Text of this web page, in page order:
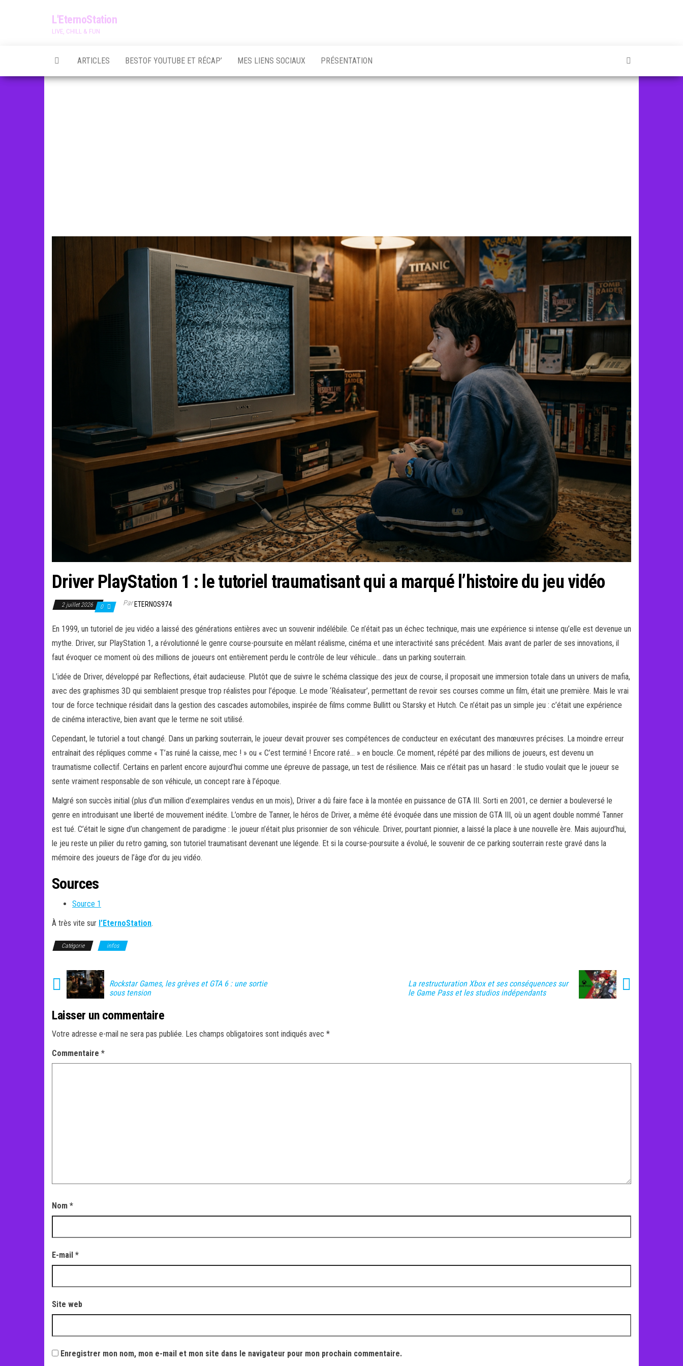
L'EternoStation
LIVE, CHILL & FUN
ARTICLES BESTOF YOUTUBE ET RÉCAP’ MES LIENS SOCIAUX PRÉSENTATION
Driver PlayStation 1 : le tutoriel traumatisant qui a marqué l’histoire du jeu vidéo
2 juillet 2026 0 ParETERNOS974
En 1999, un tutoriel de jeu vidéo a laissé des générations entières avec un souvenir indélébile. Ce n’était pas un échec technique, mais une expérience si intense qu’elle est devenue un
mythe. Driver, sur PlayStation 1, a révolutionné le genre course-poursuite en mêlant réalisme, cinéma et une interactivité sans précédent. Mais avant de parler de ses innovations, il
faut évoquer ce moment où des millions de joueurs ont entièrement perdu le contrôle de leur véhicule… dans un parking souterrain.
L’idée de Driver, développé par Reflections, était audacieuse. Plutôt que de suivre le schéma classique des jeux de course, il proposait une immersion totale dans un univers de mafia,
avec des graphismes 3D qui semblaient presque trop réalistes pour l’époque. Le mode ‘Réalisateur’, permettant de revoir ses courses comme un film, était une première. Mais le vrai
tour de force technique résidait dans la gestion des cascades automobiles, inspirée de films comme Bullitt ou Starsky et Hutch. Ce n’était pas un simple jeu : c’était une expérience
de cinéma interactive, bien avant que le terme ne soit utilisé.
Cependant, le tutoriel a tout changé. Dans un parking souterrain, le joueur devait prouver ses compétences de conducteur en exécutant des manœuvres précises. La moindre erreur
entraînait des répliques comme « T’as ruiné la caisse, mec ! » ou « C’est terminé ! Encore raté… » en boucle. Ce moment, répété par des millions de joueurs, est devenu un
traumatisme collectif. Certains en parlent encore aujourd’hui comme une épreuve de passage, un test de résilience. Mais ce n’était pas un hasard : le studio voulait que le joueur se
sente vraiment responsable de son véhicule, un concept rare à l’époque.
Malgré son succès initial (plus d’un million d’exemplaires vendus en un mois), Driver a dû faire face à la montée en puissance de GTA III. Sorti en 2001, ce dernier a bouleversé le
genre en introduisant une liberté de mouvement inédite. L’ombre de Tanner, le héros de Driver, a même été évoquée dans une mission de GTA III, où un agent double nommé Tanner
est tué. C’était le signe d’un changement de paradigme : le joueur n’était plus prisonnier de son véhicule. Driver, pourtant pionnier, a laissé la place à une nouvelle ère. Mais aujourd’hui,
le jeu reste un pilier du retro gaming, son tutoriel traumatisant devenant une légende. Et si la course-poursuite a évolué, le souvenir de ce parking souterrain reste gravé dans la
mémoire des joueurs de l’âge d’or du jeu vidéo.
Sources
Source 1
À très vite sur l’EternoStation.
Catégorie infos
Rockstar Games, les grèves et GTA 6 : une sortie
sous tension
La restructuration Xbox et ses conséquences sur
le Game Pass et les studios indépendants
Laisser un commentaire
Votre adresse e-mail ne sera pas publiée. Les champs obligatoires sont indiqués avec *
Commentaire *
Nom *
E-mail *
Site web
Enregistrer mon nom, mon e-mail et mon site dans le navigateur pour mon prochain commentaire.